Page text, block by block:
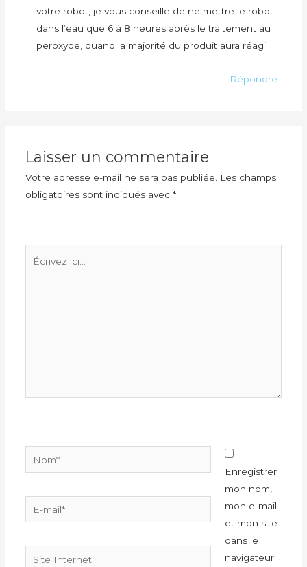
votre robot, je vous conseille de ne mettre le robot
dans l’eau que 6 à 8 heures après le traitement au
peroxyde, quand la majorité du produit aura réagi.
Répondre
Laisser un commentaire
Votre adresse e-mail ne sera pas publiée.
Les champs
obligatoires sont indiqués avec *
mail*
Site
Enregistrer
mon nom,
mon e-mail
et mon site
dans le
navigateur